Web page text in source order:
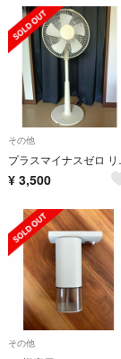
その他
プラスマ
¥ 3,500
その他